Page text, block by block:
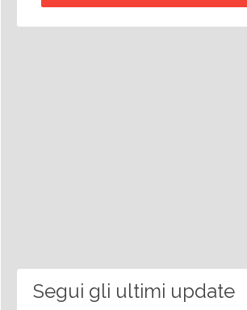
Segui gli ultimi update